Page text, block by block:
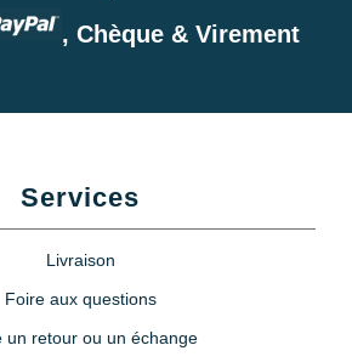
, Chèque & Virement
Services
Livraison
Foire aux questions
un retour ou un échange